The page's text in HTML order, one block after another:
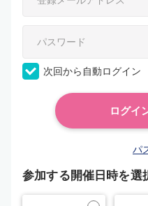
次回から自動ログイン
パ
参加する開催日時を選